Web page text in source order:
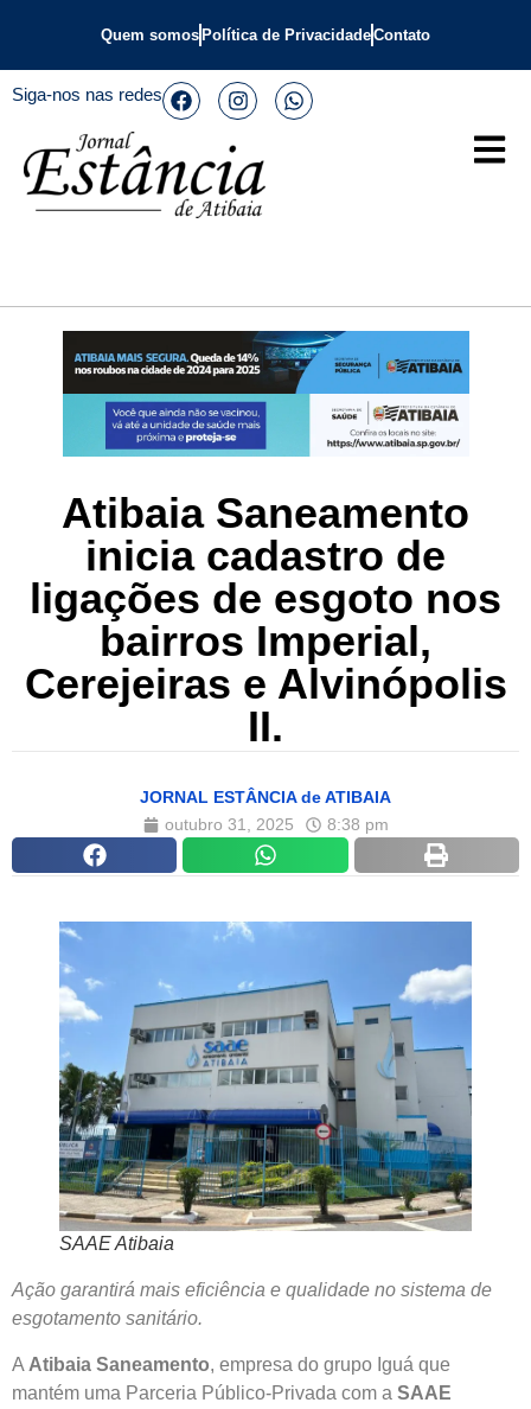
Quem somos Política de PrivacidadeContato
Siga-nos nas redes
Atibaia Saneamento
inicia cadastro de
ligações de esgoto nos
bairros Imperial,
Cerejeiras e Alvinópolis
II.
JORNAL ESTÂNCIA de ATIBAIA
outubro 31, 2025
8:38 pm
SAAE Atibaia
Ação garantirá mais eficiência e qualidade no sistema de
esgotamento sanitário.
A Atibaia Saneamento, empresa do grupo Iguá que
mantém uma Parceria Público-Privada com a SAAE